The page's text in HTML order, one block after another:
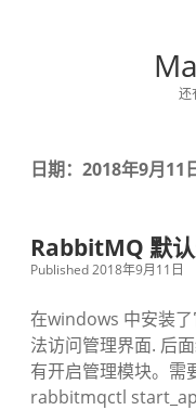
还
日期：2018年9月11
RabbitMQ 默
Published 2018年9月11日
在windows 中安装
法访问管理界面. 后
有开启管理模块。需
rabbitmqctl